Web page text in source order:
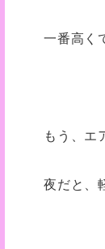
一番高く
もう、エ
夜だと、